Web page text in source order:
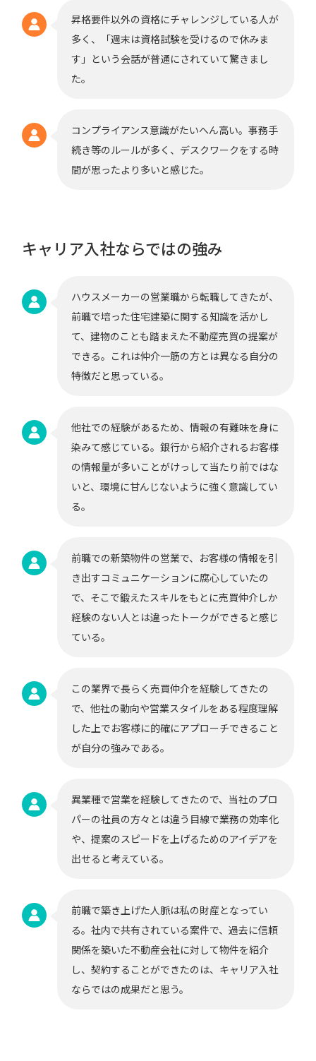
昇格要件以外の資格にチャレンジしている人が
多く、「週末は資格試験を受けるので休みま
す」という会話が普通にされていて驚きまし
た。
コンプライアンス意識がたいへん高い。事務手
続き等のルールが多く、デスクワークをする時
間が思ったより多いと感じた。
キャリア入社ならではの強み
ハウスメーカーの営業職から転職してきたが、
前職で培った住宅建築に関する知識を活かし
て、建物のことも踏まえた不動産売買の提案が
できる。これは仲介一筋の方とは異なる自分の
特徴だと思っている。
他社での経験があるため、情報の有難味を身に
染みて感じている。銀行から紹介されるお客様
の情報量が多いことがけっして当たり前ではな
いと、環境に甘んじないように強く意識してい
る。
前職での新築物件の営業で、お客様の情報を引
き出すコミュニケーションに腐心していたの
で、そこで鍛えたスキルをもとに売買仲介しか
経験のない人とは違ったトークができると感じ
ている。
この業界で長らく売買仲介を経験してきたの
で、他社の動向や営業スタイルをある程度理解
した上でお客様に的確にアプローチできること
が自分の強みである。
異業種で営業を経験してきたので、当社のプロ
パーの社員の方々とは違う目線で業務の効率化
や、提案のスピードを上げるためのアイデアを
出せると考えている。
前職で築き上げた人脈は私の財産となってい
る。社内で共有されている案件で、過去に信頼
関係を築いた不動産会社に対して物件を紹介
し、契約することができたのは、キャリア入社
ならではの成果だと思う。